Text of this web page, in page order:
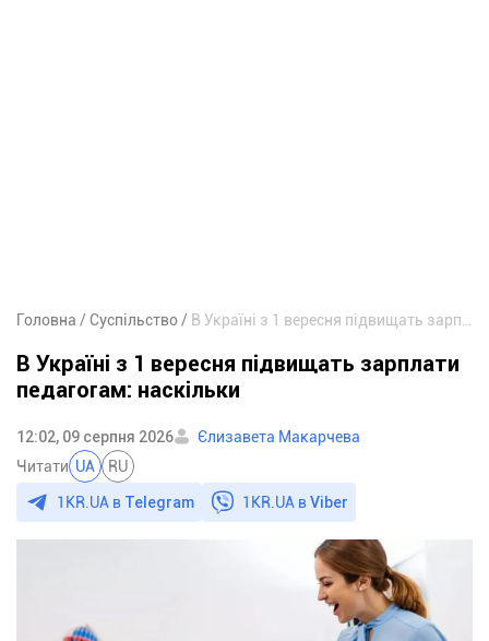
Головна Суспільство
В Україні з 1 вересня підвищать зарплати
педагогам: наскільки
12:02, 09 серпня 2026
Єлизавета Макарчева
Читати UA RU
1KR.UA в Telegram 1KR.UA вViber